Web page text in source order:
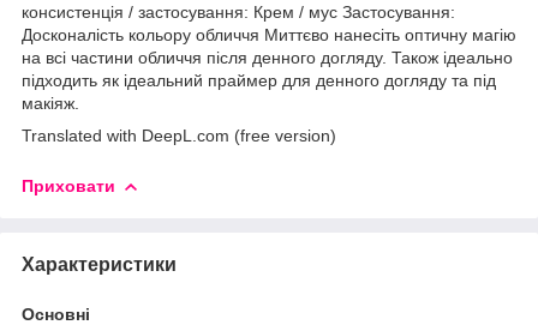
консистенція / застосування: Крем / мус Застосування:
Досконалість кольору обличчя Миттєво нанесіть оптичну магію
на всі частини обличчя після денного догляду. Також ідеально
підходить як ідеальний праймер для денного догляду та під
макіяж.
Translated with DeepL.com (free version)
Приховати
Характеристики
Основні